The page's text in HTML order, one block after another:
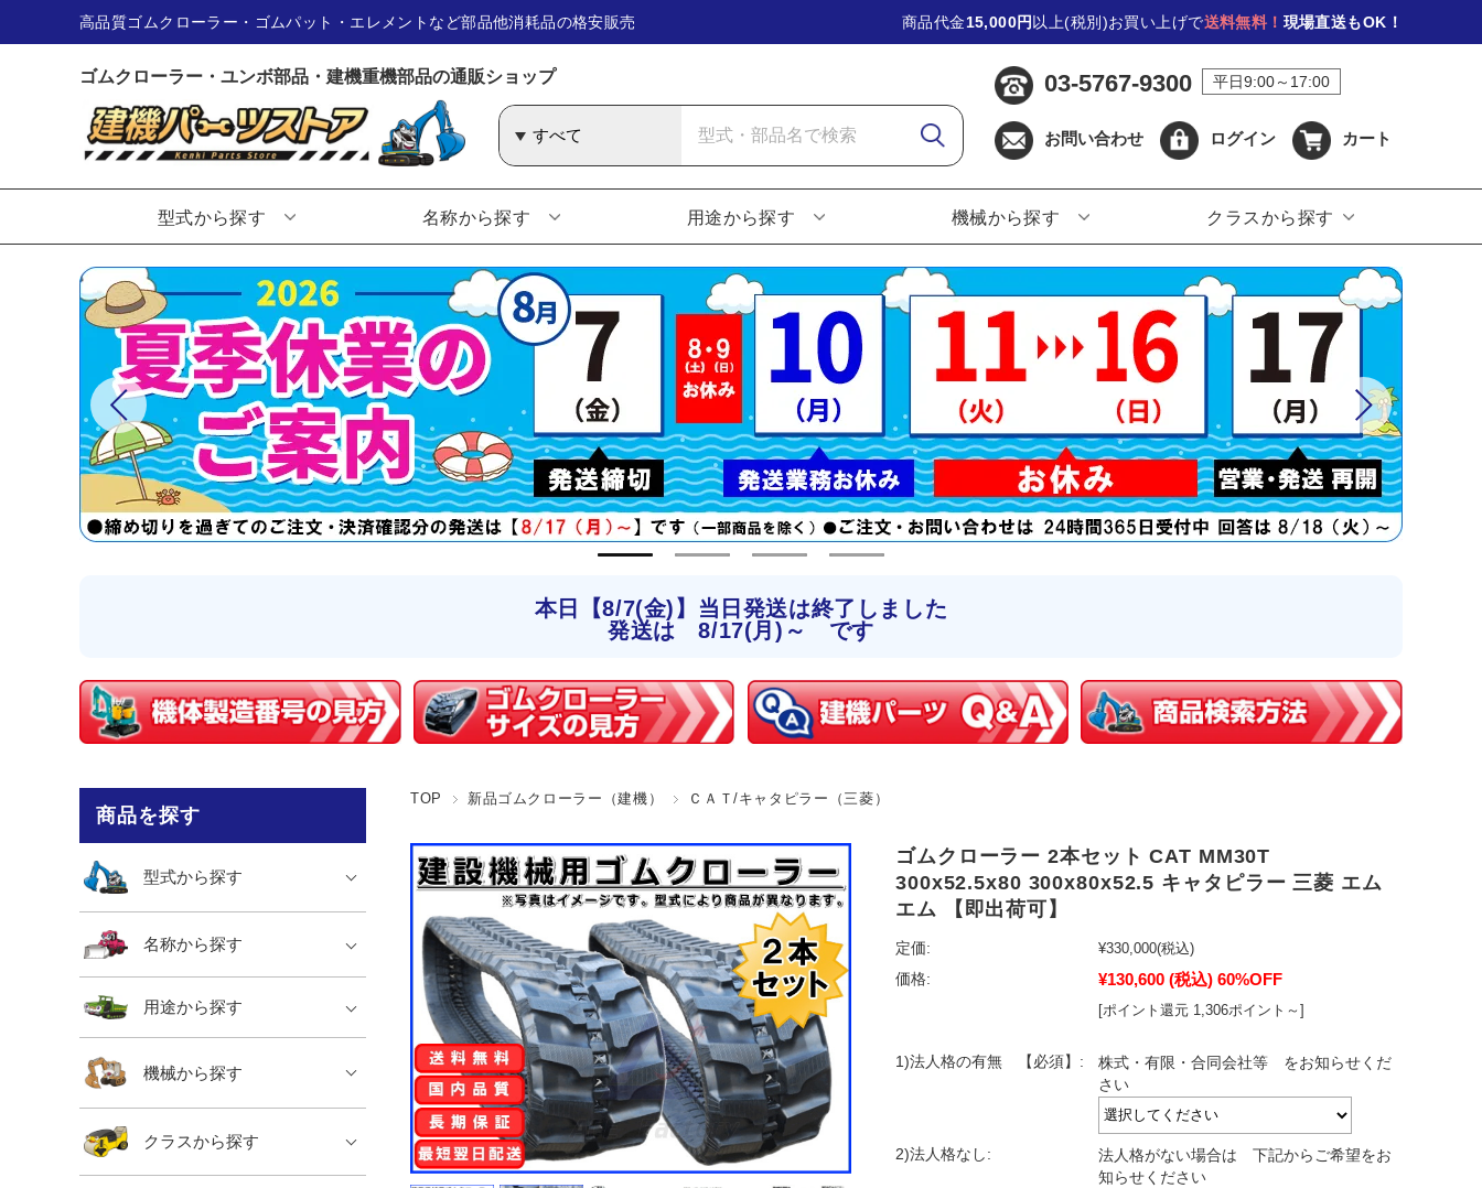
高品質ゴムクローラー・ゴムパット・エレメントなど部品他消耗品の格安販売 商品代金15,000円 以上(税別)お買い上げで送料無料！ 現場直送もOK！
ゴムクローラー・ユンボ部品・建機重機部品の通販ショップ 03-5767-9300 平日9:00～17:00
お問い合わせ ログイン カート
型式から探す 名称から探す 用途から探す 機械から探す クラスから探す
本日【8/7(金)】当日発送は終了しました
発送は 8/17(月)～ です
TOP 新品ゴムクローラー（建機） ＣＡＴ/キャタピラー（三菱）
ゴムクローラー 2本セット CAT MM30T
300x52.5x80 300x80x52.5 キャタピラー 三菱 エム
エム 【即出荷可】
定価: ¥330,000(税込)
価格:
¥130,600 (税込) 60%OFF
[ポイント還元 1,306ポイント～]
1)法人格の有無 【必須】:
株式・有限・合同会社等 をお知らせくだ
さい
2)法人格なし:
法人格がない場合は 下記からご希望をお
知らせください
商品を探す
型式から探す
名称から探す
用途から探す
機械から探す
クラスから探す